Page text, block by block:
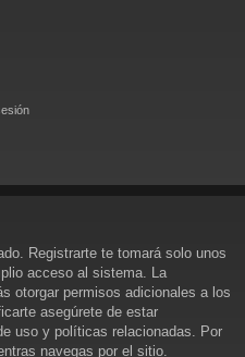
Registrarte te tomará solo unos
acceso al sistema. La
otorgar permisos adicionales a los
asegúrete de estar
uso y políticas relacionadas. Por
navegas por el sitio.